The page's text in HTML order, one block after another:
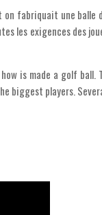
fabriquait une
les exigences des
is made a golf
biggest players.